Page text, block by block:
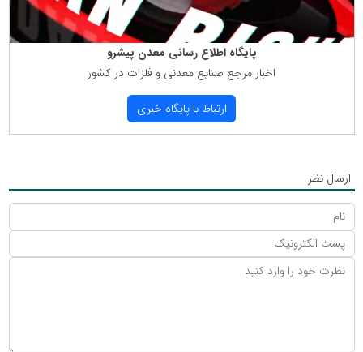
پایگاه اطلاع رسانی معدن پیشرو
اخبار مرجع صنایع معدنی و فلزات در كشور
ارتباط با پایگاه خبری
ارسال نظر